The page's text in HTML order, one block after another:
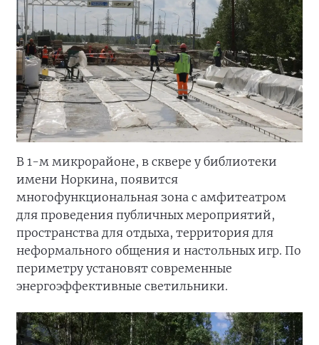
В 1-м микрорайоне, в сквере у библиотеки
имени Норкина, появится
многофункциональная зона с амфитеатром
для проведения публичных мероприятий,
пространства для отдыха, территория для
неформального общения и настольных игр. По
периметру установят современные
энергоэффективные светильники.